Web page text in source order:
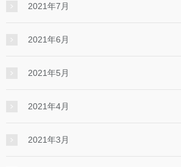
2021年7月
2021年6月
2021年5月
2021年4月
2021年3月